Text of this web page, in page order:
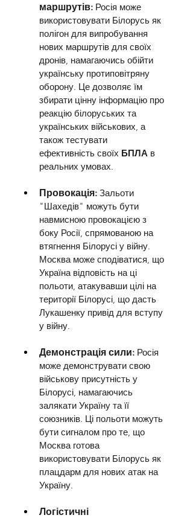
маршрутів: Росія може
використовувати Білорусь як
полігон для випробування
нових маршрутів для своїх
дронів, намагаючись обійти
українську протиповітряну
оборону. Це дозволяє їм
збирати цінну інформацію про
реакцію білоруських та
українських військових, а
також тестувати
ефективність своїх БПЛА в
реальних умовах.
Провокація: Зальоти
"Шахедів" можуть бути
навмисною провокацією з
боку Росії, спрямованою на
втягнення Білорусі у війну.
Москва може сподіватися, що
Україна відповість на ці
польоти, атакувавши цілі на
території Білорусі, що дасть
Лукашенку привід для вступу
у війну.
Демонстрація сили: Росія
може демонструвати свою
військову присутність у
Білорусі, намагаючись
залякати Україну та її
союзників. Ці польоти можуть
бути сигналом про те, що
Москва готова
використовувати Білорусь як
плацдарм для нових атак на
Україну.
Логістичні